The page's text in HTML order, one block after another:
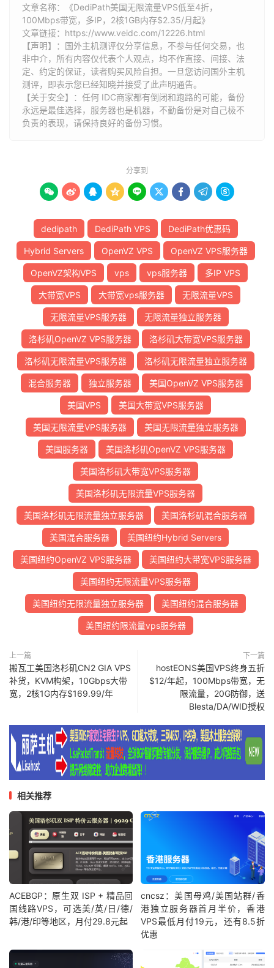
文章名称：《DediPath美国无限流量VPS低至4折，
100Mbps带宽，多IP，2核1GB内存$2.35/月起》
文章链接： https://www.veidc.com/12226.html
【声明】：国外主机测评仅分享信息，不参与任何交易，也
非中介，所有内容仅代表个人观点，均不作直接、间接、法
定、约定的保证，读者购买风险自担。一旦您访问国外主机
测评，即表示您已经知晓并接受了此声明通告。
【关于安全】：任何 IDC商家都有倒闭和跑路的可能，备份
永远是最佳选择，服务器也是机器，不勤备份是对自己极不
负责的表现，请保持良好的备份习惯。
分享到
        
dedipath DediPath VPS DediPath优惠码
Hybrid Servers OpenVZ VPS OpenVZ VPS服务器
OpenVZ架构VPS vps vps服务器 多IP VPS
大带宽VPS 大带宽vps服务器 无限流量VPS
无限流量VPS服务器 无限流量独立服务器
洛杉矶OpenVZ VPS服务器 洛杉矶大带宽VPS服务器
洛杉矶无限流量VPS服务器 洛杉矶无限流量独立服务器
混合服务器 独立服务器 美国OpenVZ VPS服务器
美国VPS 美国大带宽VPS服务器
美国无限流量VPS服务器 美国无限流量独立服务器
美国服务器 美国洛杉矶OpenVZ VPS服务器
美国洛杉矶大带宽VPS服务器
美国洛杉矶无限流量VPS服务器
美国洛杉矶无限流量独立服务器 美国洛杉矶混合服务器
美国混合服务器 美国纽约Hybrid Servers
美国纽约OpenVZ VPS服务器 美国纽约大带宽VPS服务器
美国纽约无限流量VPS服务器
美国纽约无限流量独立服务器 美国纽约混合服务器
美国纽约限流量vps服务器
上一篇
搬瓦工美国洛杉矶CN2 GIA VPS
补货，KVM构架，10Gbps大带
宽，2核1G内存$169.99/年
下一篇
hostEONS美国VPS终身五折
$12/年起，100Mbps带宽，无
限流量，20G防御，送
Blesta/DA/WID授权
相关推荐
ACEBGP：原生双 ISP + 精品回
国线路VPS，可选美/英/日/德/
韩/港/印等地区，月付29.8元起
cncsz：美国母鸡/美国站群/香
港独立服务器首月半价，香港
VPS最低月付19元，还有8.5折
优惠